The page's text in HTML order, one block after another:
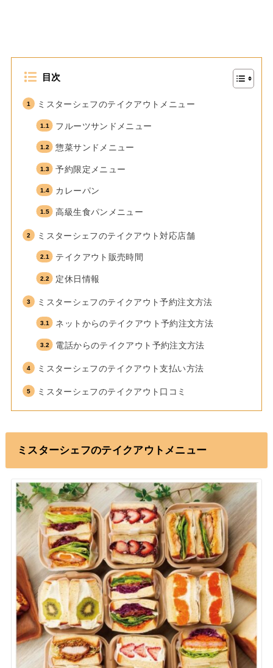
目次
ミスターシェフのテイクアウトメニュー
フルーツサンドメニュー
惣菜サンドメニュー
予約限定メニュー
カレーパン
高級生食パンメニュー
ミスターシェフのテイクアウト対応店舗
テイクアウト販売時間
定休日情報
ミスターシェフのテイクアウト予約注文方法
ネットからのテイクアウト予約注文方法
電話からのテイクアウト予約注文方法
ミスターシェフのテイクアウト支払い方法
ミスターシェフのテイクアウト口コミ
ミスターシェフのテイクアウトメニュー